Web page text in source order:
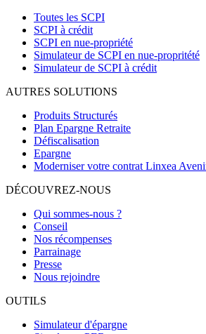
Toutes les SCPI
SCPI à crédit
SCPI en nue-propriété
Simulateur de SCPI en nue-propritété
Simulateur de SCPI à crédit
AUTRES SOLUTIONS
Produits Structurés
Plan Epargne Retraite
Défiscalisation
Epargne
Moderniser votre contrat Linxea
DÉCOUVREZ-NOUS
Qui sommes-nous ?
Conseil
Nos récompenses
Parrainage
Presse
Nous rejoindre
OUTILS
Simulateur d'épargne